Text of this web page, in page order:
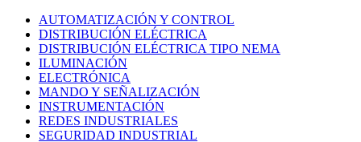
AUTOMATIZACIÓN Y CONTROL
DISTRIBUCIÓN ELÉCTRICA
DISTRIBUCIÓN ELÉCTRICA TIPO NEMA
ILUMINACIÓN
ELECTRÓNICA
MANDO Y SEÑALIZACIÓN
INSTRUMENTACIÓN
REDES INDUSTRIALES
SEGURIDAD INDUSTRIAL